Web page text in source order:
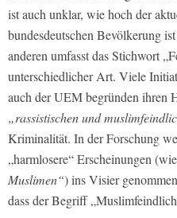
ist auch unklar, wie hoch der
bundesdeutschen Bevölkerung
anderen umfasst das Stichwort
unterschiedlicher Art. Viele
auch der UEM begründen ihren
„rassistischen und
Kriminalität. In der Forschung
„harmlosere“ Erscheinungen
Muslimen“) ins Visier
dass der Begriff